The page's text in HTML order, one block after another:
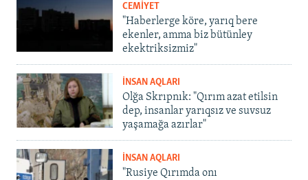
CEMİYET
"Haberlerge köre, yarıq bere
ekenler, amma biz bütünley
ekektriksizmiz"
İNSAN AQLARI
Olğa Skrıpnık: "Qırım azat etilsin
dep, insanlar yarıqsız ve suvsuz
yaşamağa azırlar"
İNSAN AQLARI
"Rusiye Qırımda onı